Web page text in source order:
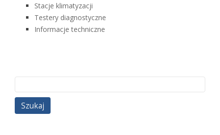
Stacje klimatyzacji
Testery diagnostyczne
Informacje techniczne
Szukaj: